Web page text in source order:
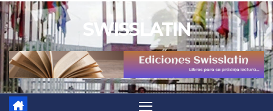
Saltar
al
contenido
SWISSLATIN